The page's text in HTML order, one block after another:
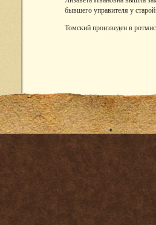
бывшего управителя у
Томский произведен в